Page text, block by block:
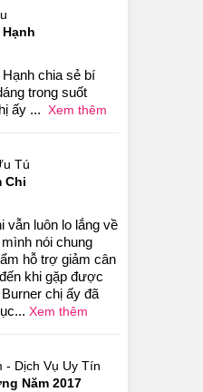
chia sẻ bí
trong suốt
ấy ... Xem thêm
Tú
Chi
vẫn luôn lo lắng về
nói chung
hỗ trợ giảm cân
khi gặp được
chị ấy đã
Xem thêm
- Dịch Vụ Uy Tín
Năm 2017